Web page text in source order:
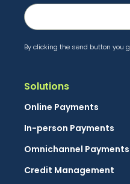
By clicking the send button you
Solutions
Online Payments
In-person Payments
Omnichannel Payments
Credit Management